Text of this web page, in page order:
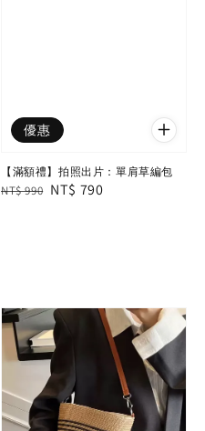
優惠
【滿額禮】拍照出片：單肩草編包
Regular
NT$ 990 Sale
NT$ 790